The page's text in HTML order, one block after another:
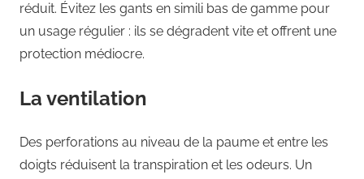
réduit. Évitez les gants en simili bas de gamme pour
un usage régulier : ils se dégradent vite et offrent une
protection médiocre.
La ventilation
Des perforations au niveau de la paume et entre les
doigts réduisent la transpiration et les odeurs. Un